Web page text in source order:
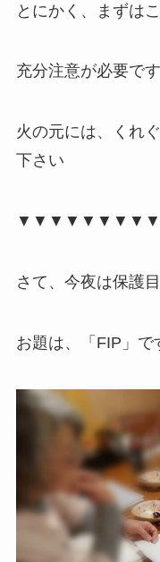
とにかく、まずは
充分注意が必要です
火の元には、くれ
下さい
さて、今夜は保護
お題は、「FIP」で